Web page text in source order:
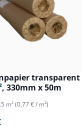
transparent
, 330mm x 50m
m²(0,77 € / m²)